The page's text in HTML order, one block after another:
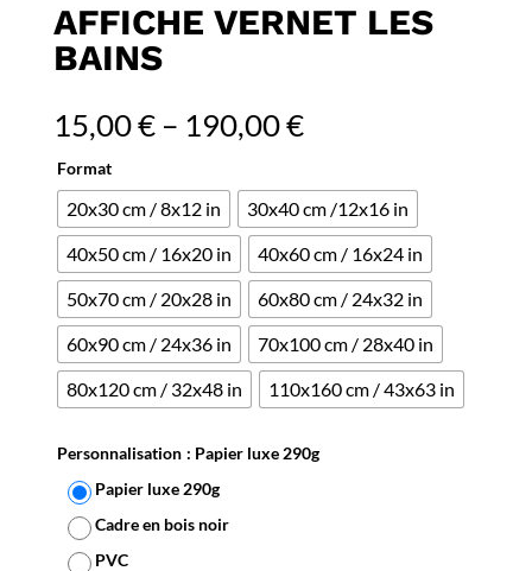
AFFICHE VERNET LES
BAINS
15,00€– 190,00€
Format
20x30 cm / 8x12 in
30x40 cm /12x16 in
40x50 cm / 16x20 in
40x60 cm / 16x24 in
50x70 cm / 20x28 in
60x80 cm / 24x32 in
60x90 cm / 24x36 in
70x100 cm / 28x40 in
80x120 cm / 32x48 in
110x160 cm / 43x63 in
Personnalisation : Papier luxe 290g
Papier luxe 290g
Cadre en bois noir
PVC